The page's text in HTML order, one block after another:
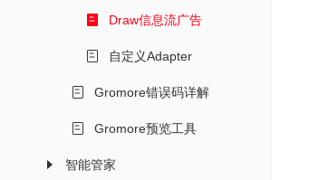
Draw信息流广告
自定义Adapter
Gromore错误码详解
Gromore预览工具
智能管家